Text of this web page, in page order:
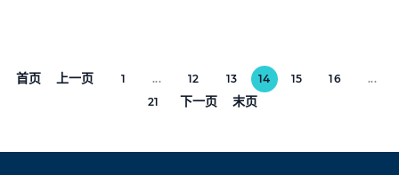
首页 上一页 1 ... 12 13 14 15 16
...
21
下一页 末页